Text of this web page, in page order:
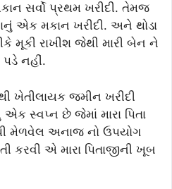
સર્વો પ્રથમ ખરીદી. તેમજ
એક મકાન ખરીદી. અને થોડા
મૂકી રાખીશ જેથી મારી બેન ને
નહીં.
ખેતીલાયક જમીન ખરીદી
એક સ્વપ્ન છે જેમાં મારા પિતા
મેળવેલ અનાજ નો ઉપયોગ
કરવી એ મારા પિતાજીની ખૂબ